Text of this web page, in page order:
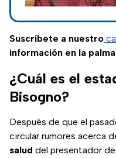
Suscríbete a nuestro
información en la
¿Cuál es el
Bisogno?
Después de que el
circular rumores acerca
salud del presentador de